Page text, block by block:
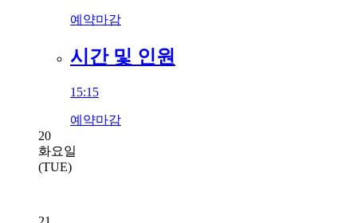
예약마감
시간 및 인원
15:15
예약마감
20
화요일
(TUE)